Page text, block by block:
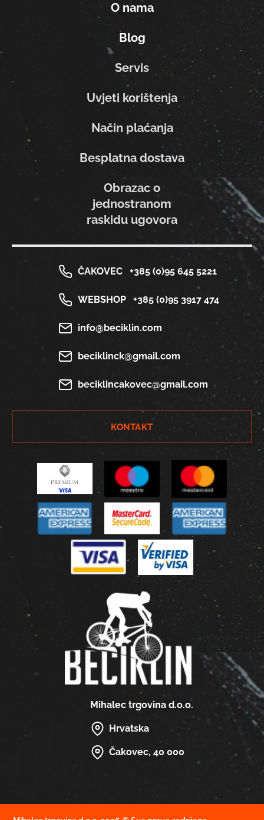
Mihalec trgovina d.o.o.
Hrvatska
Čakovec, 40 000
O nama
Blog
Servis
Uvjeti korištenja
Način plaćanja
Besplatna dostava
Obrazac o
jednostranom
raskidu ugovora
ČAKOVEC +385 (0)95 645 5221
WEBSHOP +385 (0)95 3917 474
info@beciklin.com
beciklinck@gmail.com
beciklincakovec@gmail.com
KONTAKT